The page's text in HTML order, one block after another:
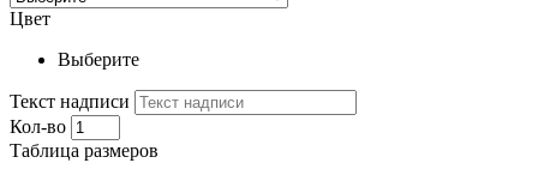
Цвет
Выберите
Текст надписи
Кол-во
Таблица размеров